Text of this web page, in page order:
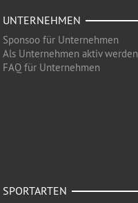
UNTERNEHMEN
Sponsoo für Unternehmen
Als Unternehmen aktiv werden
FAQ für Unternehmen
SPORTARTEN